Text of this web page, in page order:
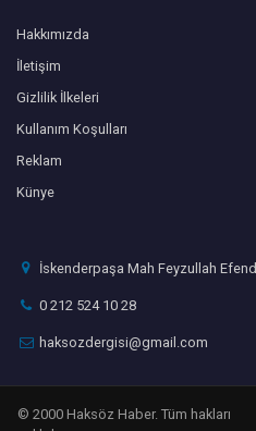
Hakkımızda
İletişim
Gizlilik İlkeleri
Kullanım Koşulları
Reklam
Künye
İskenderpaşa Mah Feyzullah
0 212 524 10 28
haksozdergisi@gmail.com
© 2000 Haksöz Haber. Tüm hakları